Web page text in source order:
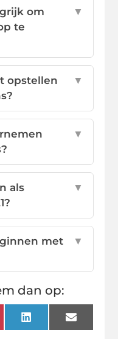
om
te
▼
opstellen
▼
▼
als
▼
met
▼
dan op:
LinkedInEmail